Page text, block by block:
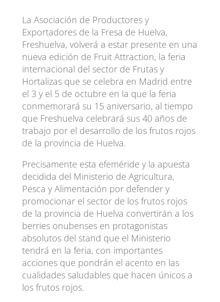
La Asociación de Productores y
Exportadores de la Fresa de Huelva,
Freshuelva, volverá a estar presente en una
nueva edición de Fruit Attraction, la feria
internacional del sector de Frutas y
Hortalizas que se celebra en Madrid entre
el 3 y el 5 de octubre en la que la feria
conmemorará su 15 aniversario, al tiempo
que Freshuelva celebrará sus 40 años de
trabajo por el desarrollo de los frutos rojos
de la provincia de Huelva.
Precisamente esta efeméride y la apuesta
decidida del Ministerio de Agricultura,
Pesca y Alimentación por defender y
promocionar el sector de los frutos rojos
de la provincia de Huelva convertirán a los
berries onubenses en protagonistas
absolutos del stand que el Ministerio
tendrá en la feria, con importantes
acciones que pondrán el acento en las
cualidades saludables que hacen únicos a
los frutos rojos.